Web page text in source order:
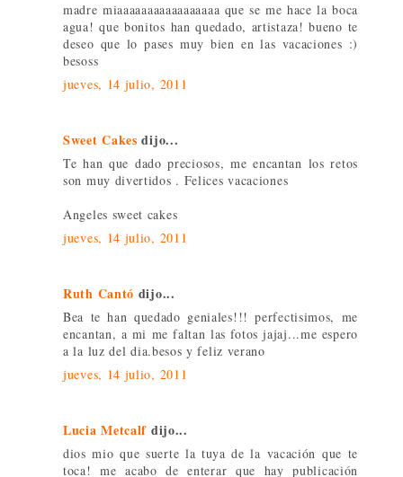
madre miaaaaaaaaaaaaaaaaa que se me hace la boca
agua! que bonitos han quedado, artistaza! bueno te
deseo que lo pases muy bien en las vacaciones :)
besoss
jueves, 14 julio, 2011
Sweet Cakes dijo...
Te han que dado preciosos, me encantan los retos
son muy divertidos . Felices vacaciones
Angeles sweet cakes
jueves, 14 julio, 2011
Ruth Cantó dijo...
Bea te han quedado geniales!!! perfectisimos, me
encantan, a mi me faltan las fotos jajaj...me espero
a la luz del dia.besos y feliz verano
jueves, 14 julio, 2011
Lucia Metcalf dijo...
dios mio que suerte la tuya de la vacación que te
toca! me acabo de enterar que hay publicación